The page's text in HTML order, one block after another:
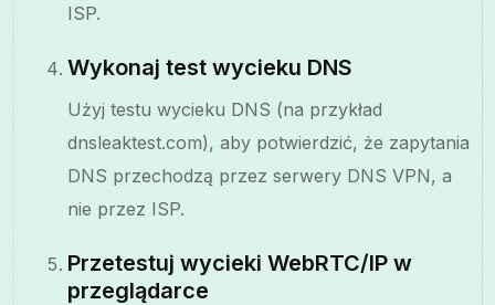
ISP.
Wykonaj test wycieku DNS
Użyj testu wycieku DNS (na przykład
dnsleaktest.com), aby potwierdzić, że zapytania
DNS przechodzą przez serwery DNS VPN, a
nie przez ISP.
Przetestuj wycieki WebRTC/IP w
przeglądarce